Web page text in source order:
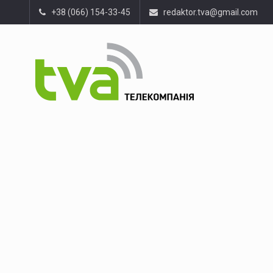
+38 (066) 154-33-45 redaktor.tva@gmail.com